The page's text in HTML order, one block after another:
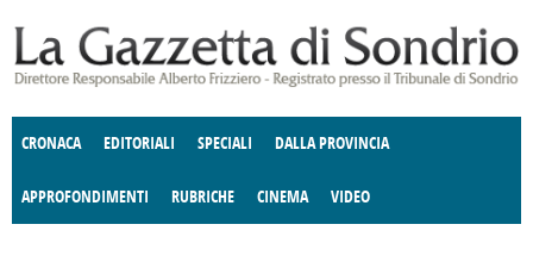
CRONACA EDITORIALI SPECIALI DALLA PROVINCIA
APPROFONDIMENTI RUBRICHE CINEMA VIDEO